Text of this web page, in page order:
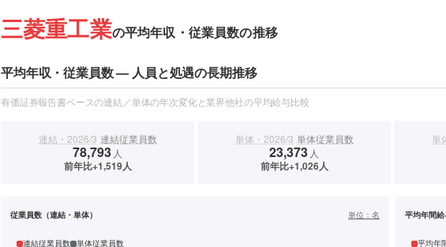
三菱重工業の平均年収・従業員数の推移
平均年収・従業員数 — 人員と処遇の長期推移
有価証券報告書ベースの連結／単体の年次変化と業界他社の平均給与比較
連結・2026/3 連結従業員数
78,793 人
前年比+1,519人
単体・2026/3 単体従業員数
23,373 人
前年比+1,026人
単
従業員数（連結・単体） 単位： 名
連結従業員数 単体従業員数
平均年間給
平均年